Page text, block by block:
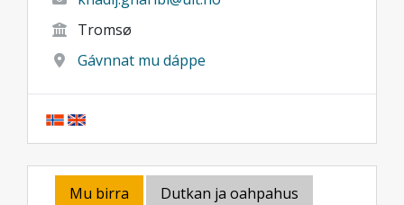
Tromsø
Gávnnat mu dáppe
Mu birra
Dutkan ja oahpahus